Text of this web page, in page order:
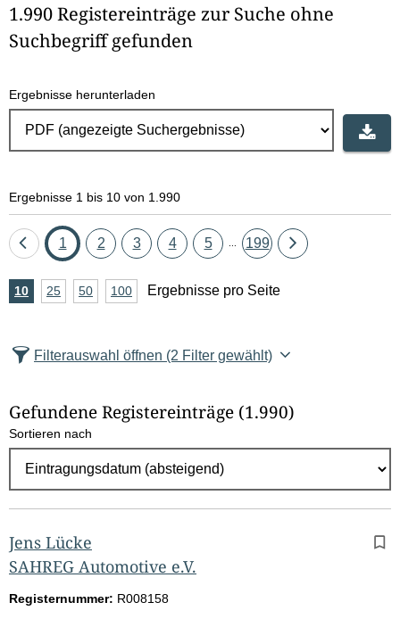
1.990 Registereinträge zur Suche ohne
Suchbegriff gefunden
Ergebnisse herunterladen
Ergebnisse 1 bis 10 von 1.990
Eine
zurück
Seite
1 Seite
2 Seite
3 Seite
4 Seite
5 Seite
199
Eine
A
z
l
E
g
e
b
n
i
10Ergebnisse
25Ergebnisse
50Ergebnisse
100Ergebnisse
Ergebnisse pro Seite
Filterauswahl öffnen (2 Filter gewählt)
Gefundene Registereinträge (1.990)
Sortieren nach
Jens Lücke
SAHREG Automotive e.V.
Registernummer: R008158